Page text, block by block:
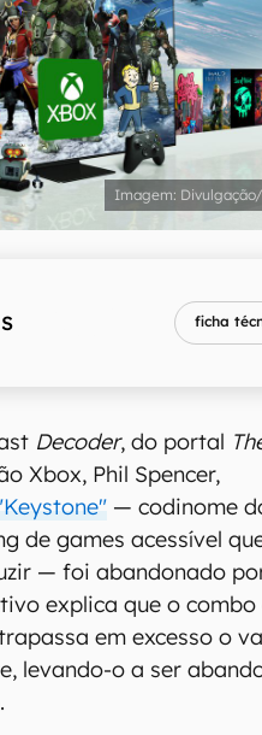
e concordo com os Termos de
ficha
Decoder, do portal
Xbox, Phil Spencer,
— codinome
de games acessível
— foi abandonado
explica que o combo
em excesso o
levando-o a ser